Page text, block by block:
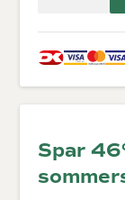
Spar